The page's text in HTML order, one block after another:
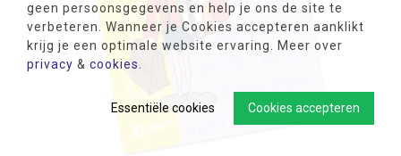
geen persoonsgegevens en help je ons de site te
verbeteren. Wanneer je Cookies accepteren aanklikt
krijg je een optimale website ervaring. Meer over
privacy & cookies
Cookies accepteren
Essentiële cookies